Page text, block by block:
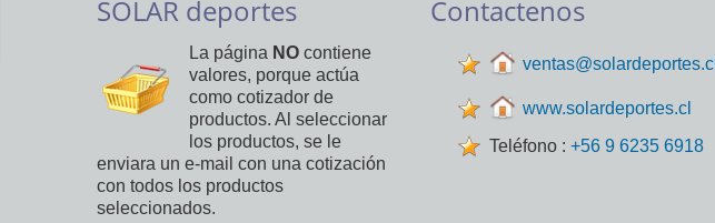
SOLAR deportes
La página NO contiene
valores, porque actúa
como cotizador de
productos. Al seleccionar
los productos, se le
enviara un e-mail con una cotización
con todos los productos
seleccionados.
Contactenos
ventas@solardeportes.cl
www.solardeportes.cl
Teléfono : +56 9 6235 6918